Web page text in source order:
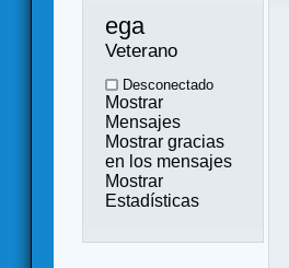
ega
Veterano
Desconectado
Mostrar
Mensajes
Mostrar gracias
en los mensajes
Mostrar
Estadísticas